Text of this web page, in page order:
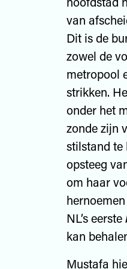
van
Dit is de
zowel de
metropool
strikken.
onder het
zonde zijn
stilstand te
opsteeg
om haar
NL’s eerste
kan
Mustafa